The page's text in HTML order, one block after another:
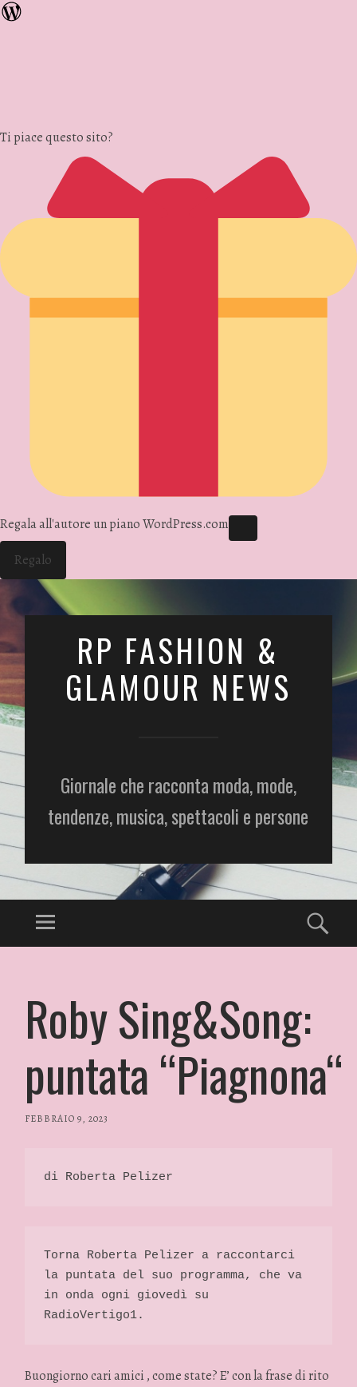
Ti piace questo sito?
Regala all'autore un piano WordPress.com
Regalo
RP FASHION &
GLAMOUR NEWS
Giornale che racconta moda, mode,
tendenze, musica, spettacoli e persone
Roby Sing&Song:
puntata “Piagnona“
FEBBRAIO 9, 2023
GLAMOUR
di Roberta Pelizer
Torna Roberta Pelizer a raccontarci
la puntata del suo programma, che va
in onda ogni giovedì su
RadioVertigo1.
Buongiorno cari amici , come state? E’ con la frase di rito